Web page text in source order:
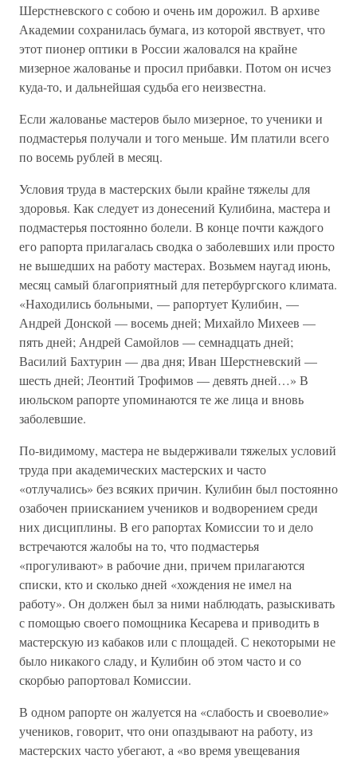
Шерстневского с собою и очень им дорожил. В архиве
Академии сохранилась бумага, из которой явствует, что
этот пионер оптики в России жаловался на крайне
мизерное жалованье и просил прибавки. Потом он исчез
куда-то, и дальнейшая судьба его неизвестна.
Если жалованье мастеров было мизерное, то ученики и
подмастерья получали и того меньше. Им платили всего
по восемь рублей в месяц.
Условия труда в мастерских были крайне тяжелы для
здоровья. Как следует из донесений Кулибина, мастера и
подмастерья постоянно болели. В конце почти каждого
его рапорта прилагалась сводка о заболевших или просто
не вышедших на работу мастерах. Возьмем наугад июнь,
месяц самый благоприятный для петербургского климата.
«Находились больными, — рапортует Кулибин, —
Андрей Донской — восемь дней; Михайло Михеев —
пять дней; Андрей Самойлов — семнадцать дней;
Василий Бахтурин — два дня; Иван Шерстневский —
шесть дней; Леонтий Трофимов — девять дней…» В
июльском рапорте упоминаются те же лица и вновь
заболевшие.
По-видимому, мастера не выдерживали тяжелых условий
труда при академических мастерских и часто
«отлучались» без всяких причин. Кулибин был постоянно
озабочен приисканием учеников и водворением среди
них дисциплины. В его рапортах Комиссии то и дело
встречаются жалобы на то, что подмастерья
«прогуливают» в рабочие дни, причем прилагаются
списки, кто и сколько дней «хождения не имел на
работу». Он должен был за ними наблюдать, разыскивать
с помощью своего помощника Кесарева и приводить в
мастерскую из кабаков или с площадей. С некоторыми не
было никакого сладу, и Кулибин об этом часто и со
скорбью рапортовал Комиссии.
В одном рапорте он жалуется на «слабость и своеволие»
учеников, говорит, что они опаздывают на работу, из
мастерских часто убегают, а «во время увещевания